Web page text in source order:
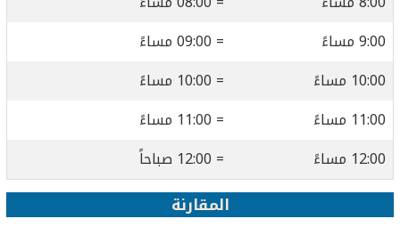
9:00 مساءً
= 09:00 مساءً
10:00 مساءً
= 10:00 مساءً
11:00 مساءً
= 11:00 مساءً
12:00 مساءً
= 12:00 صباحاً
المقارنة